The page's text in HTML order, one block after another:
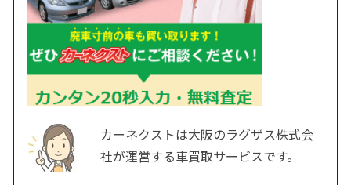
カーネクストは大阪のラグザス株式会
社が運営する車買取サービスです。